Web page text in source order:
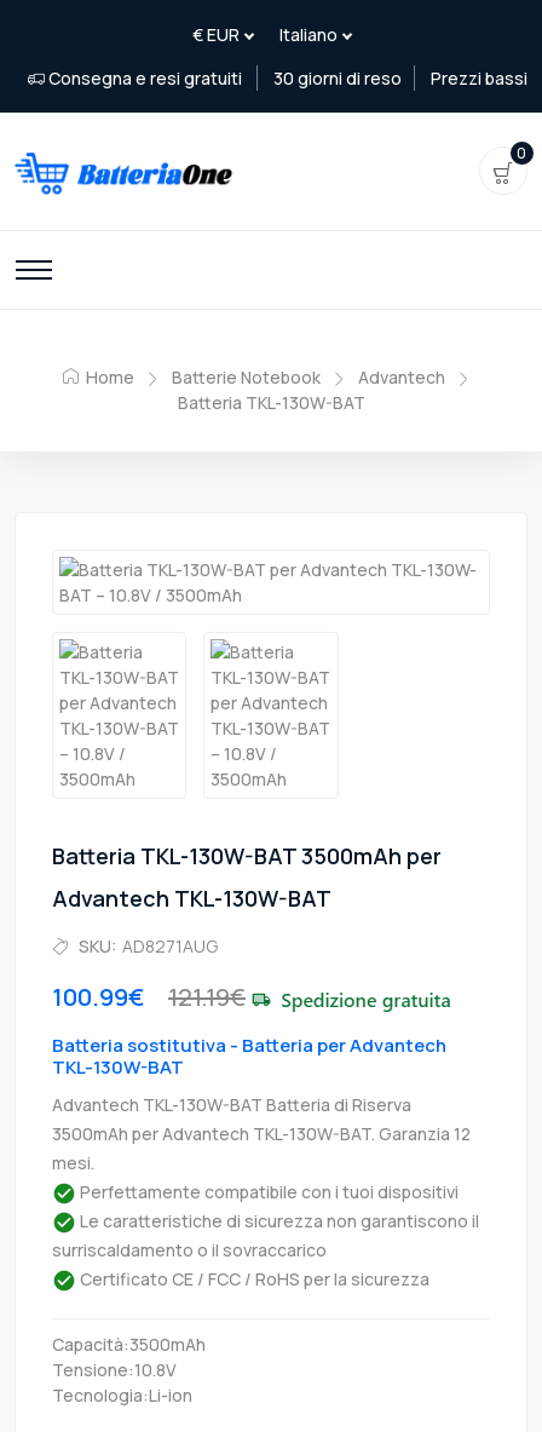
Consegna e resi gratuiti 30 giorni di reso Prezzi bassi
0
Home Batterie Notebook
Advantech
Batteria TKL-130W-BAT
Batteria TKL-130W-BAT 3500mAh per
Advantech TKL-130W-BAT
SKU: AD8271AUG
100.99€ 121.19€
Batteria sostitutiva - Batteria per Advantech
TKL-130W-BAT
Advantech TKL-130W-BAT Batteria di Riserva
3500mAh per Advantech TKL-130W-BAT. Garanzia 12
mesi.
Perfettamente compatibile con i tuoi dispositivi
Le caratteristiche di sicurezza non garantiscono il
surriscaldamento o il sovraccarico
Certificato CE / FCC / RoHS per la sicurezza
Capacità:3500mAh
Tensione:10.8V
Tecnologia:Li-ion